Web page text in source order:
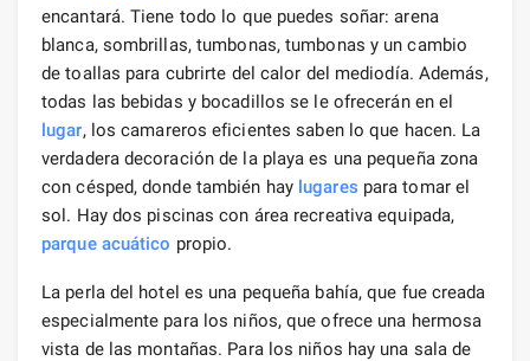
encantará. Tiene todo lo que puedes soñar: arena
blanca, sombrillas, tumbonas, tumbonas y un cambio
de toallas para cubrirte del calor del mediodía. Además,
todas las bebidas y bocadillos se le ofrecerán en el
lugar, los camareros eficientes saben lo que hacen. La
verdadera decoración de la playa es una pequeña zona
con césped, donde también hay lugares para tomar el
sol. Hay dos piscinas con área recreativa equipada,
parque acuático propio.
La perla del hotel es una pequeña bahía, que fue creada
especialmente para los niños, que ofrece una hermosa
vista de las montañas. Para los niños hay una sala de